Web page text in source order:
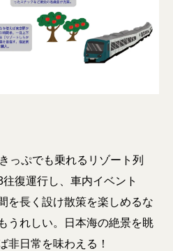
っぷでも乗れるリゾート列
復運行し、車内イベント
を長く設け散策を楽しめるな
うれしい。日本海の絶景を眺
非日常を味わえる！